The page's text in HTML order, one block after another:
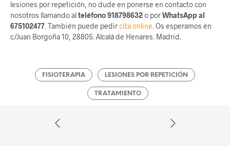
lesiones por repetición, no dude en ponerse en contacto con
nosotros llamando alteléfono 918798632o porWhatsApp al
675102477 . También puede pedircita online . Os esperamos en
c/Juan Borgoña 10, 28805. Alcalá de Henares. Madrid.
FISIOTERAPIA LESIONES POR REPETICIÓN
TRATAMIENTO